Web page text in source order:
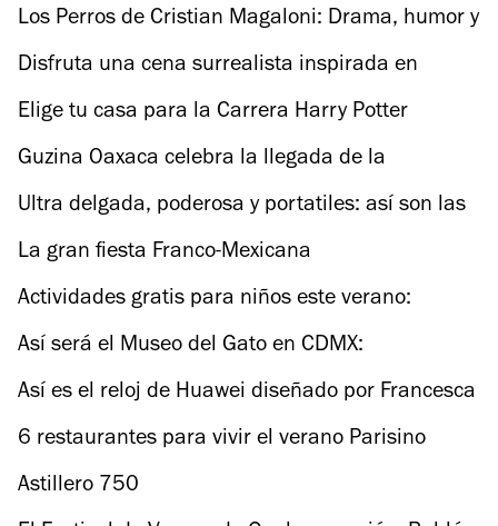
Los Perros de Cristian Magaloni: Drama, humor y
crisis familiar
Disfruta una cena surrealista inspirada en
artistas mexicanas
Elige tu casa para la Carrera Harry Potter
Quidditch Fun Run 2026
Guzina Oaxaca celebra la llegada de la
Guelaguetza con un menú especial
Ultra delgada, poderosa y portatiles: así son las
nuevas MatePad Air
La gran fiesta Franco-Mexicana
Actividades gratis para niños este verano:
talleres, obras y más
Así será el Museo del Gato en CDMX:
actividades, sede y costo
Así es el reloj de Huawei diseñado por Francesca
Amfitheatrof
6 restaurantes para vivir el verano Parisino
Astillero 750